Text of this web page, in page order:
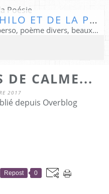
LE MONDE DE LA PHILO ET DE LA POÉSIE
Extraits de livres lus, poèmes perso, poème divers, beaux textes...
DE CALME...
2017
depuis Overblog
Repost 0